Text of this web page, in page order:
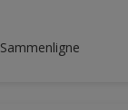
Sammenligne